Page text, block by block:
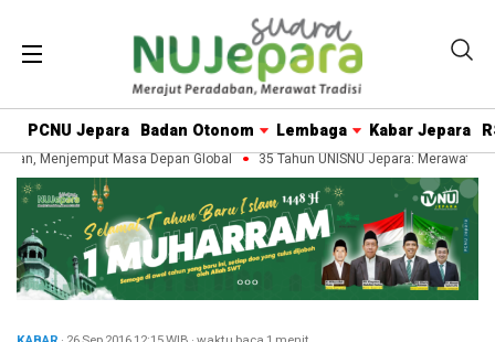
PCNU Jepara Badan Otonom Lembaga Kabar Jepara
Menjemput Masa Depan Global 35 Tahun UNISNU Jepara: Merawat